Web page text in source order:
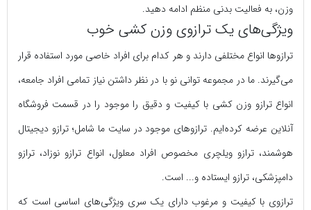
وزن، به فعالیت بدنی منظم ادامه دهید.
ویژگی‌های یک ترازوی وزن کشی خوب
ترازو‌ها انواع مختلفی دارند و هر کدام برای افراد خاصی مورد استفاده قرار
می‌گیرند. ما در مجموعه توانی نو با در نظر داشتن نیاز تمامی افراد جامعه،
انواع ترازو وزن کشی با کیفیت و دقیق را موجود را در قسمت فروشگاه
آنلاین عرضه کرده‌ایم. ترازو‌های موجود در سایت ما شامل؛ ترازو دیجیتال
هوشمند، ترازو ویلچری مخصوص افراد معلول، انواع ترازو نوزاد، ترازو
دامپزشکی، ترازو ایستاده و... ‌است.
ترازوی با کیفیت و مرغوب دارای یک سری ویژگی‌های اساسی ‌است که